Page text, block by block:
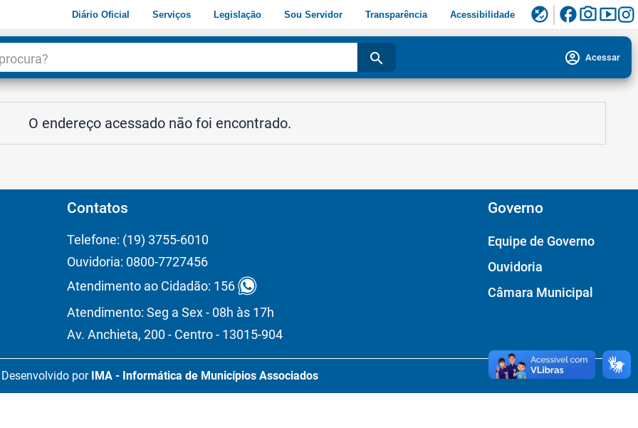
Diário Oficial Serviços Legislação Sou Servidor Transparência Acessibilidade flaky facebookphoto_camerasmart_display
search account_circle Acessar
O endereço acessado não foi encontrado.
Contatos
Telefone: (19) 3755-6010
Ouvidoria: 0800-7727456
Atendimento ao Cidadão: 156
Atendimento: Seg a Sex - 08h às 17h
Av. Anchieta, 200 - Centro - 13015-904
Governo
Equipe de Governo
Ouvidoria
Câmara Municipal
Desenvolvido por IMA - Informática de Municípios Associados